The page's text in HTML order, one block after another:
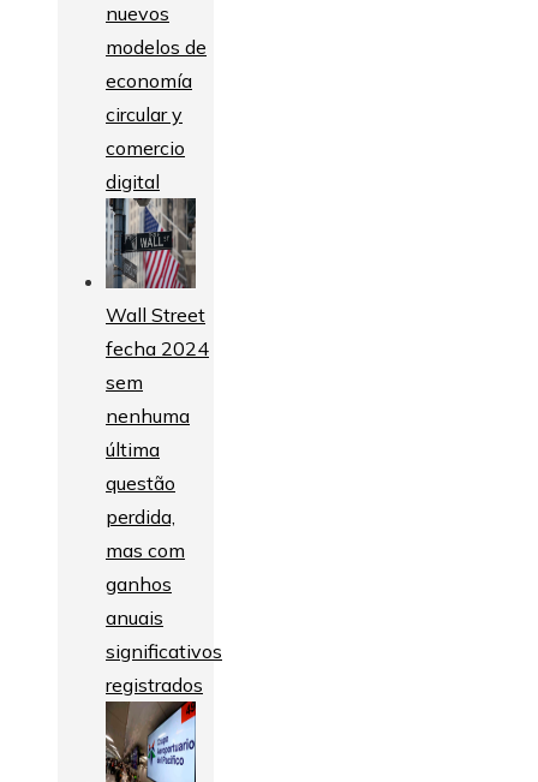
nuevos
modelos de
economía
circular y
comercio
digital
Wall Street
fecha 2024
sem
nenhuma
última
questão
perdida,
mas com
ganhos
anuais
significativos
registrados